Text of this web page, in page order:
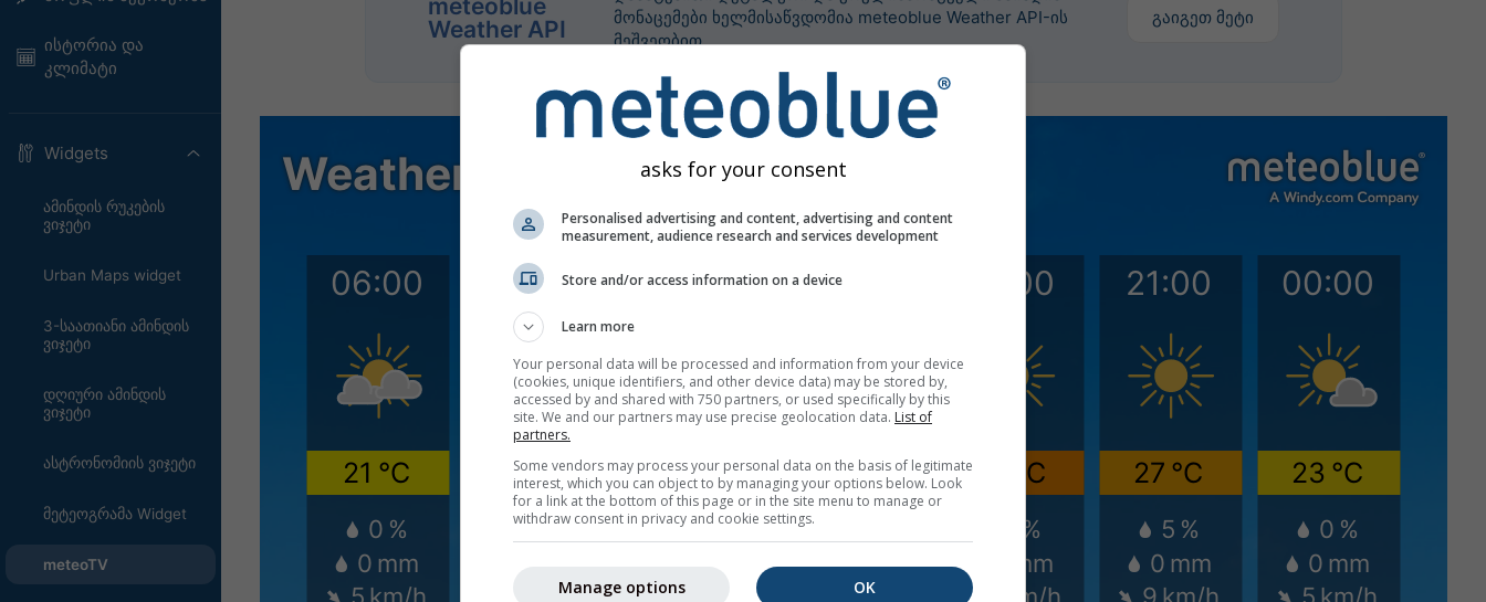
ისტორია და
კლიმატი
Widgets
ამინდის რუკების
ვიჯეტი
Urban Maps widget
3-საათიანი ამინდის
ვიჯეტი
დღიური ამინდის
ვიჯეტი
ასტრონომიის ვიჯეტი
მეტეოგრამა Widget
meteoTV
meteoblue
Weather API
მონაცემები ხელმისაწვდომია meteoblue Weather API-ის
მეშვეობით.
გაიგეთ მეტი
asks for your consent
Personalised advertising and content, advertising and content
measurement, audience research and services development
Store and/or access information on a device
Learn more
Your personal data will be processed and information from your device
(cookies, unique identifiers, and other device data) may be stored by,
accessed by and shared with 750 partners, or used specifically by this
site. We and our partners may use precise geolocation data. List of
partners.
Some vendors may process your personal data on the basis of legitimate
interest, which you can object to by managing your options below. Look
for a link at the bottom of this page or in the site menu to manage or
withdraw consent in privacy and cookie settings.
OK
Manage options